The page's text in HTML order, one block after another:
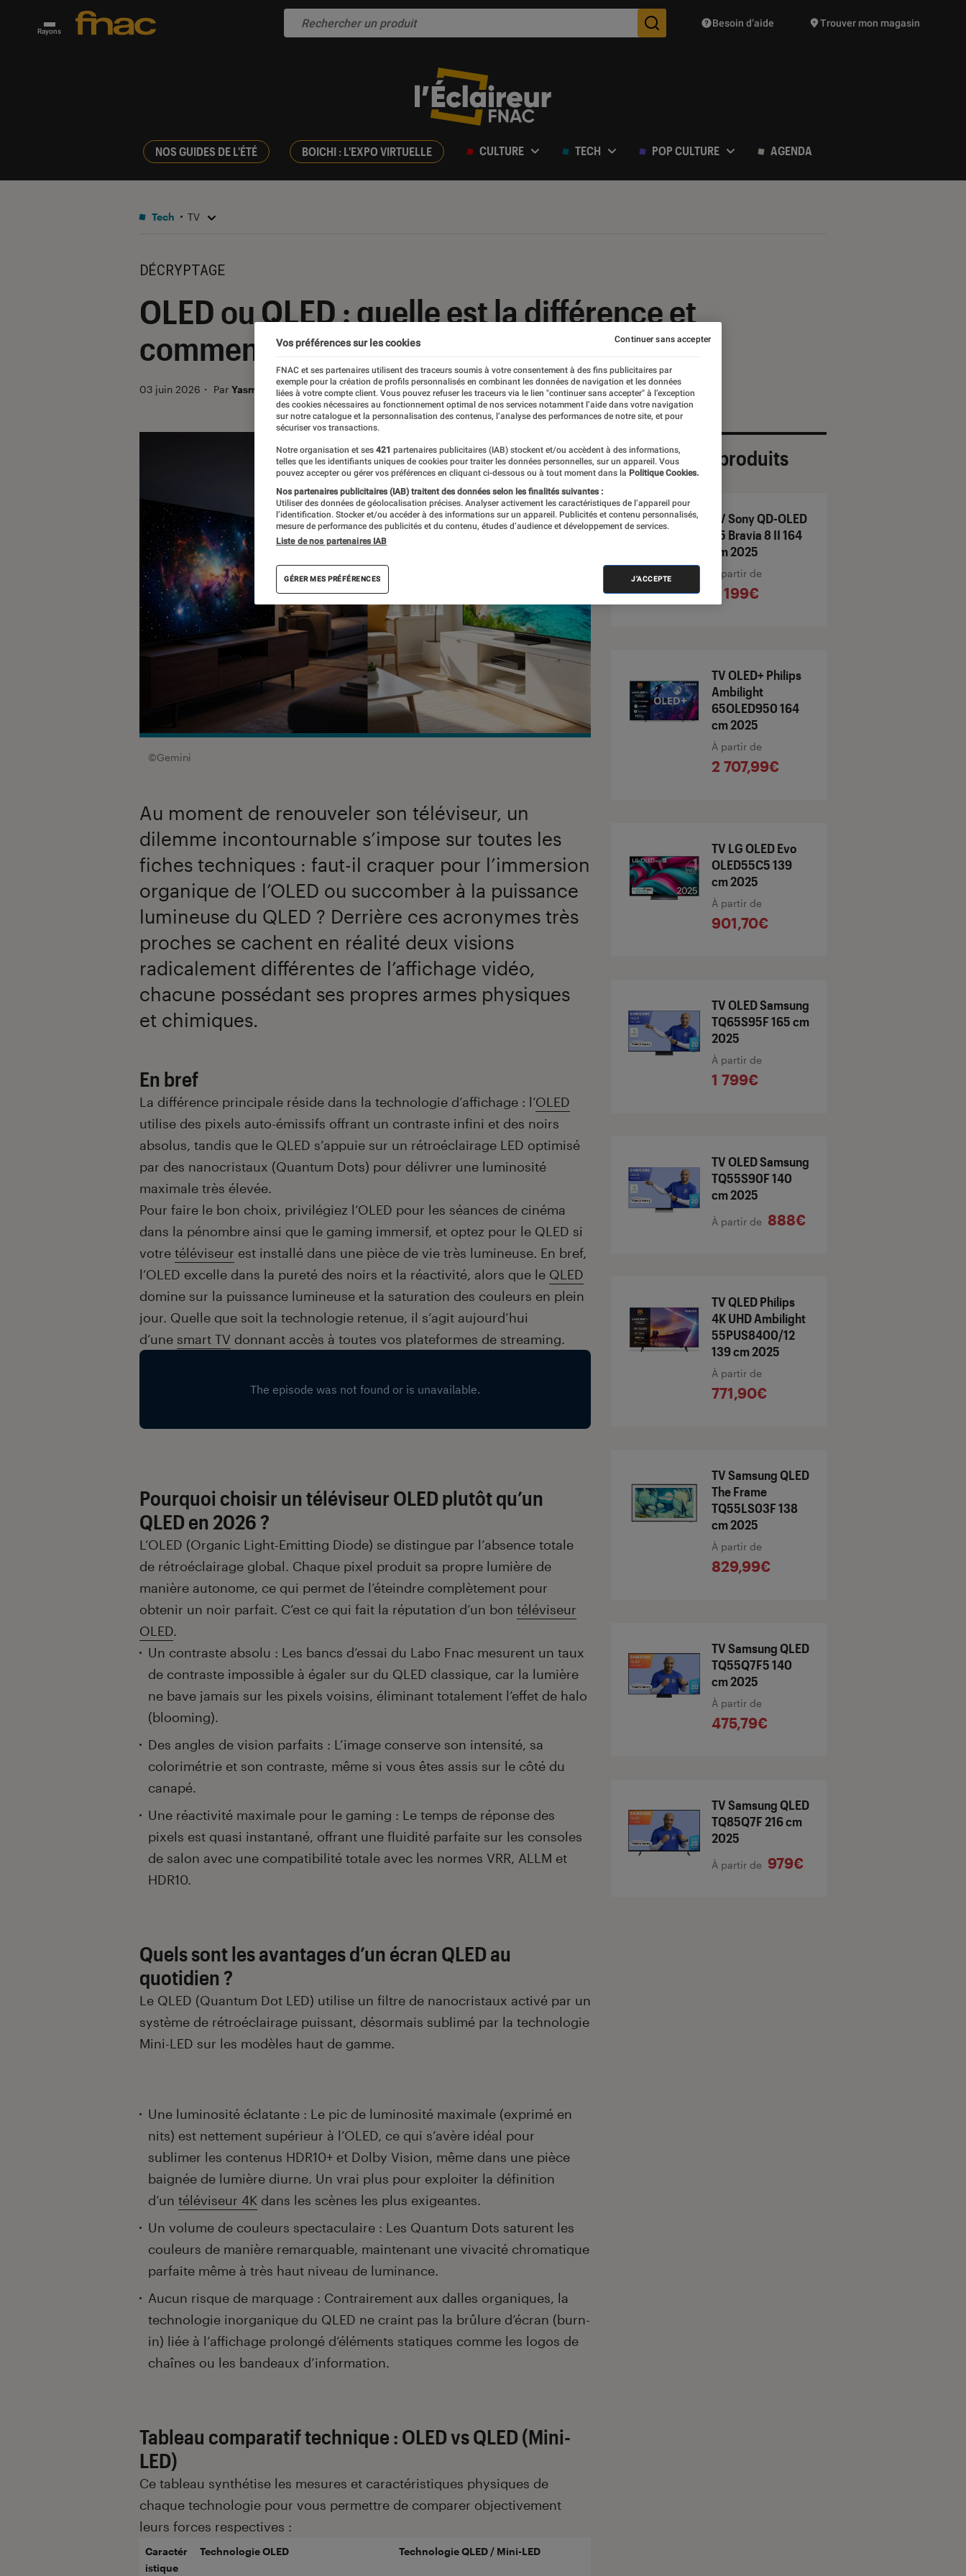
Rayons Des suggestions de produits vont vous être proposées
Besoin d’aide Trouver mon magasin
NOS GUIDES DE L'ÉTÉ BOICHI : L'EXPO VIRTUELLE CULTURE TECH POP CULTURE AGENDA
Tech TV
DÉCRYPTAGE
OLED ou QLED : quelle est la différence et
comment choisir ?
03 juin 2026 ・ Par Yasmina
©Gemini
Au moment de renouveler son téléviseur, un
dilemme incontournable s’impose sur toutes les
fiches techniques : faut-il craquer pour l’immersion
organique de l’OLED ou succomber à la puissance
lumineuse du QLED ? Derrière ces acronymes très
proches se cachent en réalité deux visions
radicalement différentes de l’affichage vidéo,
chacune possédant ses propres armes physiques
et chimiques.
En bref
La différence principale réside dans la technologie d’affichage : l’OLED
utilise des pixels auto-émissifs offrant un contraste infini et des noirs
absolus, tandis que le QLED s’appuie sur un rétroéclairage LED optimisé
par des nanocristaux (Quantum Dots) pour délivrer une luminosité
maximale très élevée.
Pour faire le bon choix, privilégiez l’OLED pour les séances de cinéma
dans la pénombre ainsi que le gaming immersif, et optez pour le QLED si
votre téléviseur est installé dans une pièce de vie très lumineuse. En bref,
l’OLED excelle dans la pureté des noirs et la réactivité, alors que le QLED
domine sur la puissance lumineuse et la saturation des couleurs en plein
jour. Quelle que soit la technologie retenue, il s’agit aujourd’hui
d’une smart TV donnant accès à toutes vos plateformes de streaming.
Pourquoi choisir un téléviseur OLED plutôt qu’un
QLED en 2026 ?
L’OLED (Organic Light-Emitting Diode) se distingue par l’absence totale
de rétroéclairage global. Chaque pixel produit sa propre lumière de
manière autonome, ce qui permet de l’éteindre complètement pour
obtenir un noir parfait. C’est ce qui fait la réputation d’un bon téléviseur
OLED.
Un contraste absolu : Les bancs d’essai du Labo Fnac mesurent un taux
de contraste impossible à égaler sur du QLED classique, car la lumière
ne bave jamais sur les pixels voisins, éliminant totalement l’effet de halo
(blooming).
Des angles de vision parfaits : L’image conserve son intensité, sa
colorimétrie et son contraste, même si vous êtes assis sur le côté du
canapé.
Une réactivité maximale pour le gaming : Le temps de réponse des
pixels est quasi instantané, offrant une fluidité parfaite sur les consoles
de salon avec une compatibilité totale avec les normes VRR, ALLM et
HDR10.
Quels sont les avantages d’un écran QLED au
quotidien ?
Le QLED (Quantum Dot LED) utilise un filtre de nanocristaux activé par un
système de rétroéclairage puissant, désormais sublimé par la technologie
Mini-LED sur les modèles haut de gamme.
Une luminosité éclatante : Le pic de luminosité maximale (exprimé en
nits) est nettement supérieur à l’OLED, ce qui s’avère idéal pour
sublimer les contenus HDR10+ et Dolby Vision, même dans une pièce
baignée de lumière diurne. Un vrai plus pour exploiter la définition
d’un téléviseur 4K dans les scènes les plus exigeantes.
Un volume de couleurs spectaculaire : Les Quantum Dots saturent les
couleurs de manière remarquable, maintenant une vivacité chromatique
parfaite même à très haut niveau de luminance.
Aucun risque de marquage : Contrairement aux dalles organiques, la
technologie inorganique du QLED ne craint pas la brûlure d’écran (burn-
in) liée à l’affichage prolongé d’éléments statiques comme les logos de
chaînes ou les bandeaux d’information.
Tableau comparatif technique : OLED vs QLED (Mini-
LED)
Ce tableau synthétise les mesures et caractéristiques physiques de
chaque technologie pour vous permettre de comparer objectivement
leurs forces respectives :
Caractér
istique
Technologie OLED Technologie QLED / Mini-LED
Sélection de produits
TV Sony QD-OLED
65 Bravia 8 II 164
cm 2025
À partir de
2 199€
TV OLED+ Philips
Ambilight
65OLED950 164
cm 2025
À partir de
2 707,99€
TV LG OLED Evo
OLED55C5 139
cm 2025
À partir de
901,70€
TV OLED Samsung
TQ65S95F 165 cm
2025
À partir de
1 799€
TV OLED Samsung
TQ55S90F 140
cm 2025
À partir de 888€
TV QLED Philips
4K UHD Ambilight
55PUS8400/12
139 cm 2025
À partir de
771,90€
TV Samsung QLED
The Frame
TQ55LS03F 138
cm 2025
À partir de
829,99€
TV Samsung QLED
TQ55Q7F5 140
cm 2025
À partir de
475,79€
TV Samsung QLED
TQ85Q7F 216 cm
2025
À partir de 979€
Vos préférences sur les cookies
FNAC et ses partenaires utilisent des traceurs soumis à votre consentement à des fins publicitaires par
exemple pour la création de profils personnalisés en combinant les données de navigation et les données
liées à votre compte client. Vous pouvez refuser les traceurs via le lien "continuer sans accepter" à l’exception
des cookies nécessaires au fonctionnement optimal de nos services notamment l’aide dans votre navigation
sur notre catalogue et la personnalisation des contenus, l’analyse des performances de notre site, et pour
sécuriser vos transactions.
Notre organisation et ses 421 partenaires publicitaires (IAB) stockent et/ou accèdent à des informations,
telles que les identifiants uniques de cookies pour traiter les données personnelles, sur un appareil. Vous
pouvez accepter ou gérer vos préférences en cliquant ci-dessous ou à tout moment dans la Politique Cookies.
Nos partenaires publicitaires (IAB) traitent des données selon les finalités suivantes :
Utiliser des données de géolocalisation précises. Analyser activement les caractéristiques de l’appareil pour
l’identification. Stocker et/ou accéder à des informations sur un appareil. Publicités et contenu personnalisés,
mesure de performance des publicités et du contenu, études d’audience et développement de services.
Liste de nos partenaires IAB
GÉRER MES PRÉFÉRENCES J'ACCEPTE
Continuer sans accepter